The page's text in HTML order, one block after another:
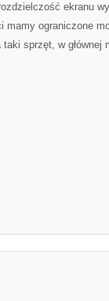
ekranu
mamy ograniczone
sprzęt, w głównej